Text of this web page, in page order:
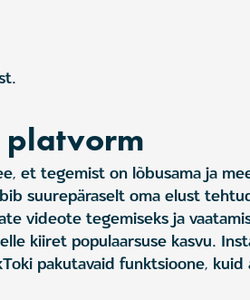
platvorm
et tegemist on lõbusama ja
suurepäraselt oma elust
videote tegemiseks ja
kiiret populaarsuse kasvu.
pakutavaid funktsioone,